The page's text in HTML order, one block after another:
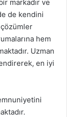
markadır ve
de kendini
hem
Uzman
en iyi